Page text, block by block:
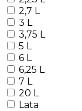
2,7 L
3 L
3,75 L
5 L
6 L
6,25 L
7 L
20 L
Lata